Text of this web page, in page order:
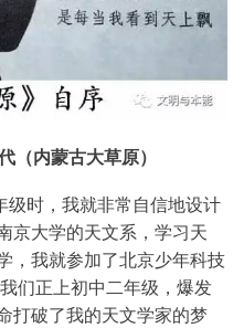
（内蒙古大草原）
时，我就非常自信地设计
京大学的天文系，学习天
，我就参加了北京少年科技
们正上初中二年级，爆发
打破了我的天文学家的梦